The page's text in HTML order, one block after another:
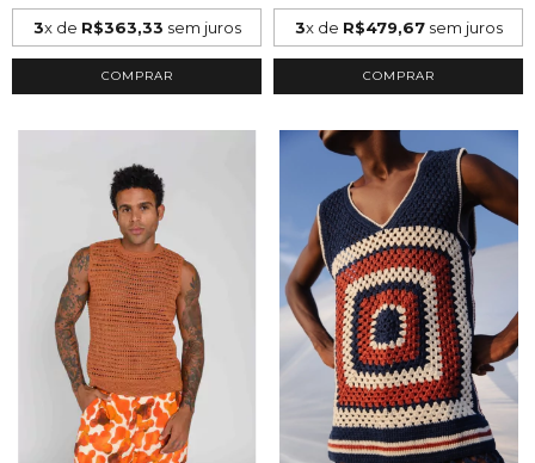
3x de R$363,33 sem juros
COMPRAR
3x de R$479,67sem juros
COMPRAR